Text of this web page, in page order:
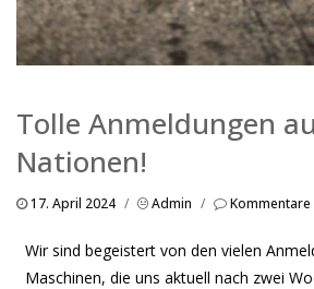
Tolle Anmeldungen
Nationen!
17. April 2024 / Admin /
Wir sind begeistert von den vielen
Maschinen, die uns aktuell nach zwei